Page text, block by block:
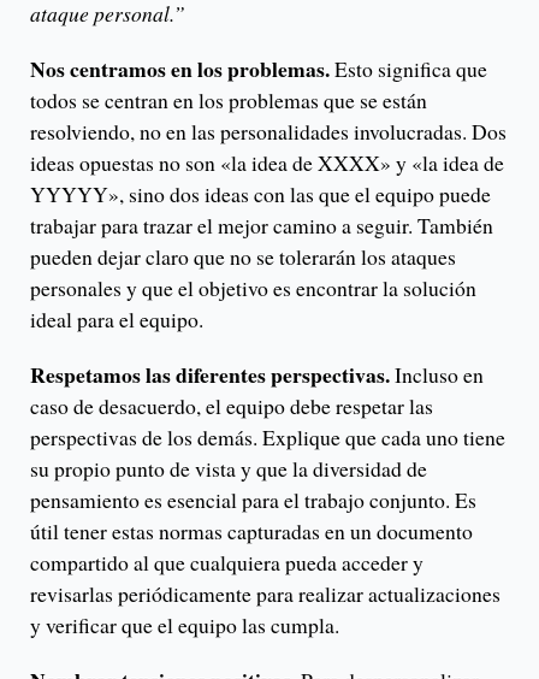
ataque personal.”
Nos centramos en los problemas.Esto significa que
todos se centran en los problemas que se están
resolviendo, no en las personalidades involucradas. Dos
ideas opuestas no son «la idea de XXXX» y «la idea de
YYYYY», sino dos ideas con las que el equipo puede
trabajar para trazar el mejor camino a seguir. También
pueden dejar claro que no se tolerarán los ataques
personales y que el objetivo es encontrar la solución
ideal para el equipo.
Respetamos las diferentes perspectivas.Incluso en
caso de desacuerdo, el equipo debe respetar las
perspectivas de los demás. Explique que cada uno tiene
su propio punto de vista y que la diversidad de
pensamiento es esencial para el trabajo conjunto. Es
útil tener estas normas capturadas en un documento
compartido al que cualquiera pueda acceder y
revisarlas periódicamente para realizar actualizaciones
y verificar que el equipo las cumpla.